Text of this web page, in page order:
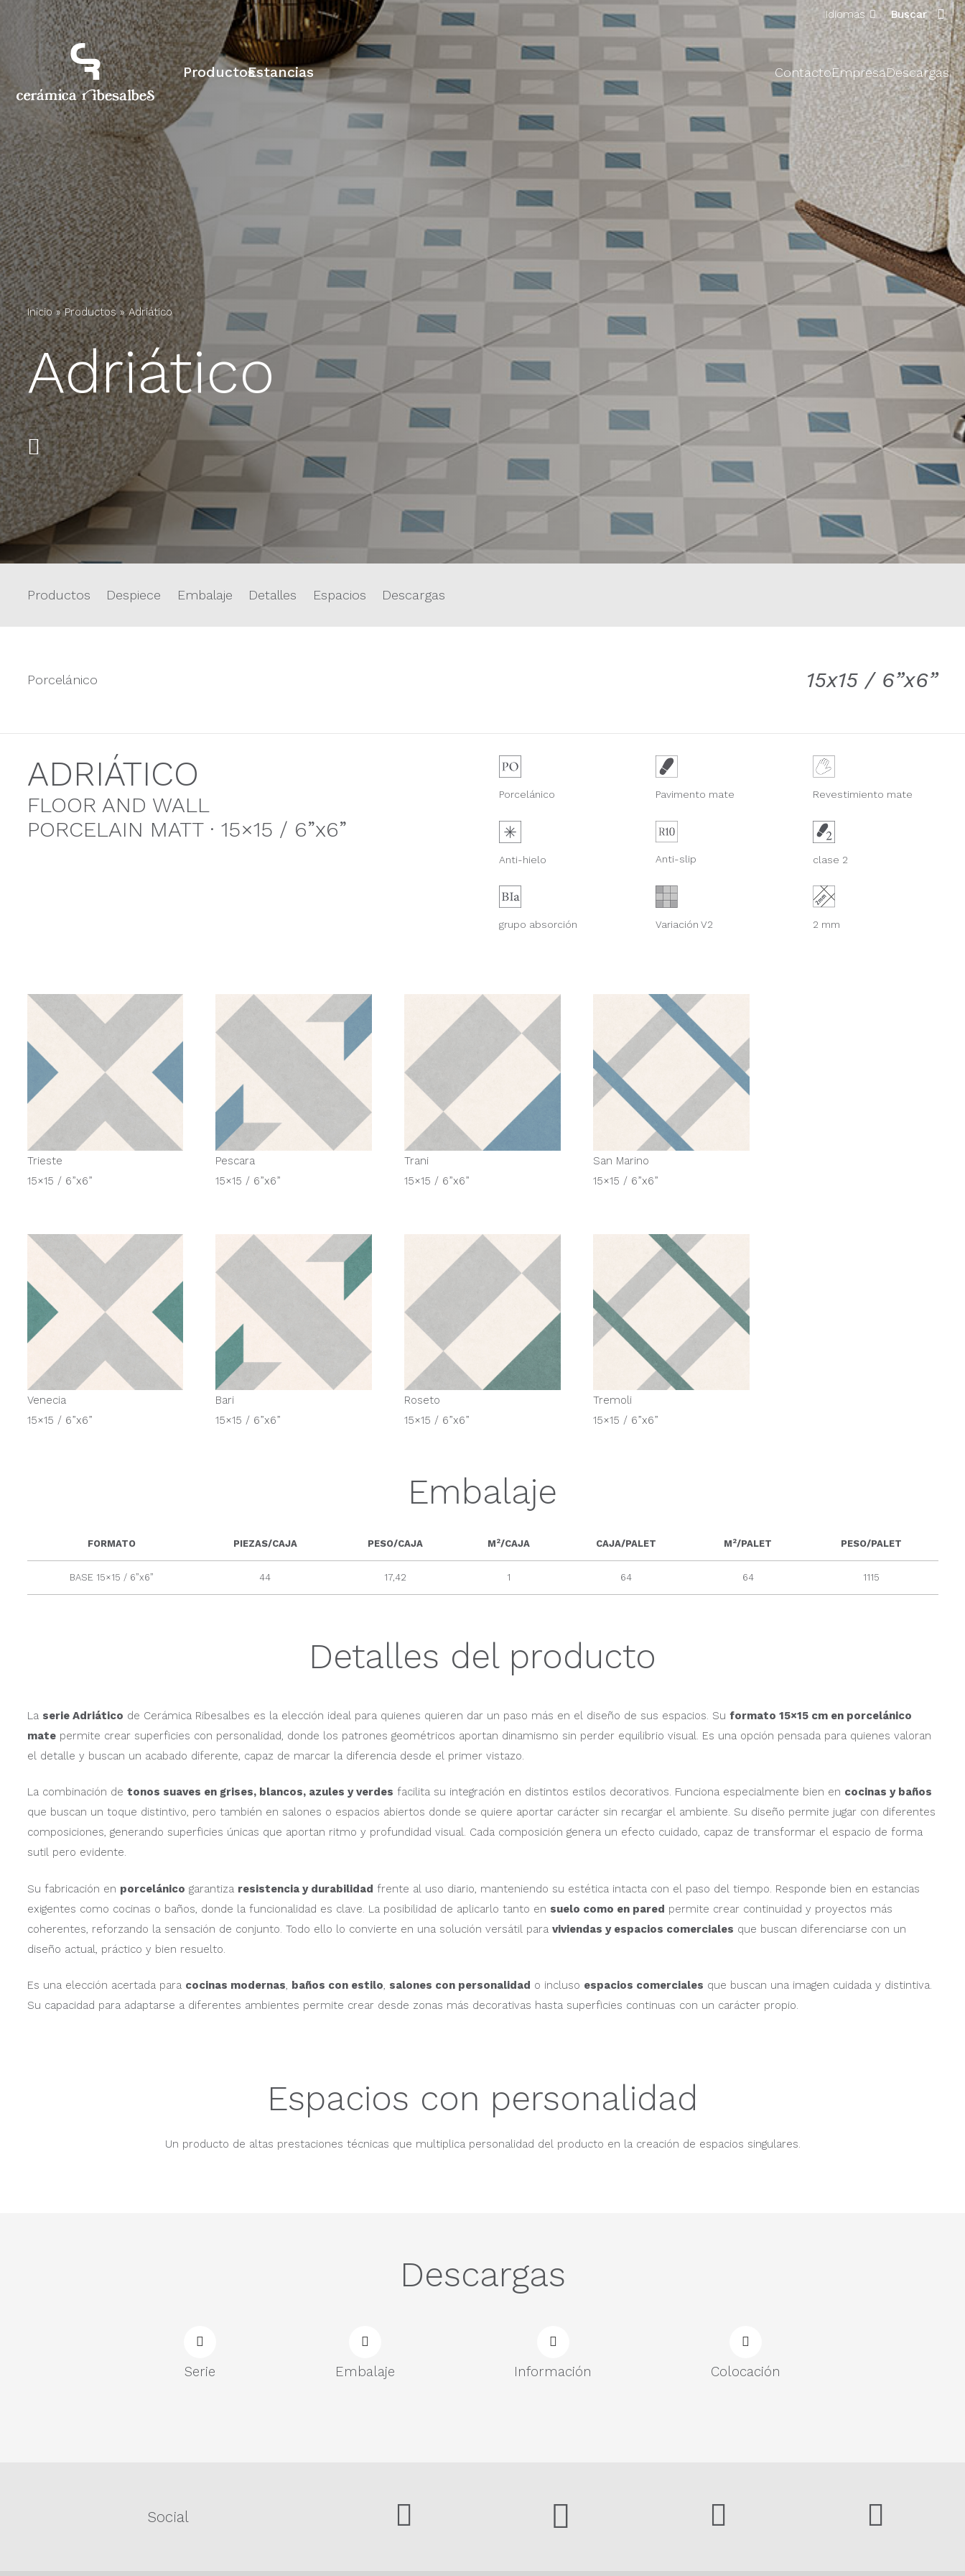
Idiomas Buscar
ProductosEstancias ContactoEmpresaDescargas
Inicio»Productos»Adriático
Adriático
Productos Despiece Embalaje Detalles Espacios Descargas
Porcelánico 15x15 / 6”x6”
ADRIÁTICO
FLOOR AND WALL
PORCELAIN MATT · 15×15 / 6”x6”
Porcelánico Pavimento mate Revestimiento mate
Anti-hielo Anti-slip clase 2
grupo absorción Variación V2 2 mm
Trieste
15×15 / 6”x6”
Pescara
15×15 / 6”x6”
Trani
15×15 / 6”x6”
San Marino
15×15 / 6”x6”
Venecia
15×15 / 6”x6”
Bari
15×15 / 6”x6”
Roseto
15×15 / 6”x6”
Tremoli
15×15 / 6”x6”
Embalaje
FORMATO PIEZAS/CAJA PESO/CAJA M2/CAJA CAJA/PALET M2/PALET PESO/PALET
BASE 15×15 / 6”x6” 44 17,42 1 64 64 1115
Detalles del producto
La serie Adriático de Cerámica Ribesalbes es la elección ideal para quienes quieren dar un paso más en el diseño de sus espacios. Su formato 15×15 cm en porcelánico
matepermite crear superficies con personalidad, donde los patrones geométricos aportan dinamismo sin perder equilibrio visual. Es una opción pensada para quienes valoran
el detalle y buscan un acabado diferente, capaz de marcar la diferencia desde el primer vistazo.
La combinación de tonos suaves en grises, blancos, azules y verdes facilita su integración en distintos estilos decorativos. Funciona especialmente bien en cocinas y baños
que buscan un toque distintivo, pero también en salones o espacios abiertos donde se quiere aportar carácter sin recargar el ambiente. Su diseño permite jugar con diferentes
composiciones, generando superficies únicas que aportan ritmo y profundidad visual. Cada composición genera un efecto cuidado, capaz de transformar el espacio de forma
sutil pero evidente.
Su fabricación en porcelánico garantiza resistencia y durabilidad frente al uso diario, manteniendo su estética intacta con el paso del tiempo. Responde bien en estancias
exigentes como cocinas o baños, donde la funcionalidad es clave. La posibilidad de aplicarlo tanto en suelo como en pared permite crear continuidad y proyectos más
coherentes, reforzando la sensación de conjunto. Todo ello lo convierte en una solución versátil para viviendas y espacios comerciales que buscan diferenciarse con un
diseño actual, práctico y bien resuelto.
Es una elección acertada para cocinas modernas, baños con estilo, salones con personalidad o incluso espacios comerciales que buscan una imagen cuidada y distintiva.
Su capacidad para adaptarse a diferentes ambientes permite crear desde zonas más decorativas hasta superficies continuas con un carácter propio.
Espacios con personalidad
Un producto de altas prestaciones técnicas que multiplica personalidad del producto en la creación de espacios singulares.
Descargas
Serie Embalaje Información Colocación
Social